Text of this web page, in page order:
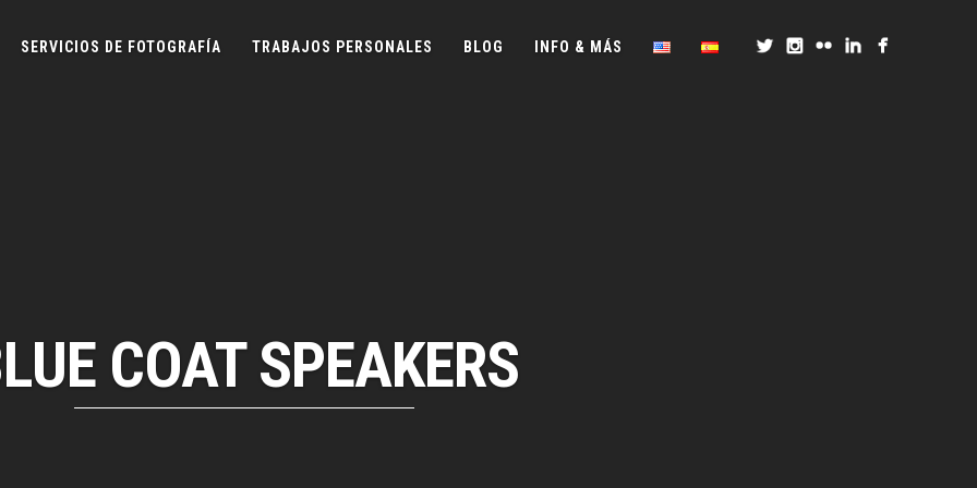
SERVICIOS DE FOTOGRAFÍA TRABAJOS PERSONALES BLOG INFO & MÁS
COAT SPEAKERS